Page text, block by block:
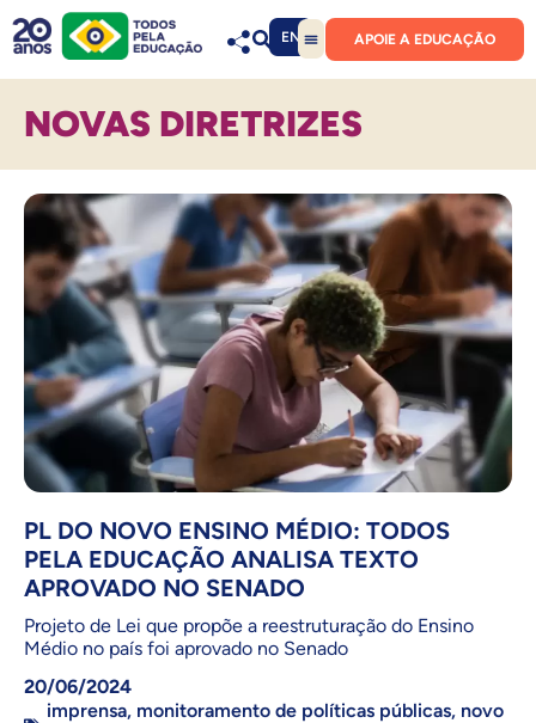
EN APOIE A EDUCAÇÃO
NOVAS DIRETRIZES
PL DO NOVO ENSINO MÉDIO: TODOS
PELA EDUCAÇÃO ANALISA TEXTO
APROVADO NO SENADO
Projeto de Lei que propõe a reestruturação do Ensino
Médio no país foi aprovado no Senado
20/06/2024
imprensa, monitoramento de políticas públicas, novo